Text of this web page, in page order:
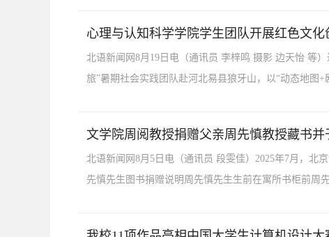
心理与认知科学学院学生团队开展红色文化
北语新闻网8月19日电（通讯员 李梓鸣 摄影 边天怡 等
旅”暑期社会实践团队赴河北易县狼牙山，以“动态地图
文学院周阅教授捐赠父亲周先慎教授藏书并
北语新闻网8月5日电（通讯员 段雯佳）2025年7月，北
先慎先生图书捐赠说明周先慎先生生前在寓所书柜前周